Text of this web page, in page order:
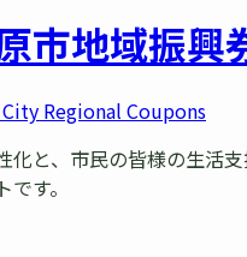
市地域振興
Regional Coupons
化と、市民の皆様の生活
す。